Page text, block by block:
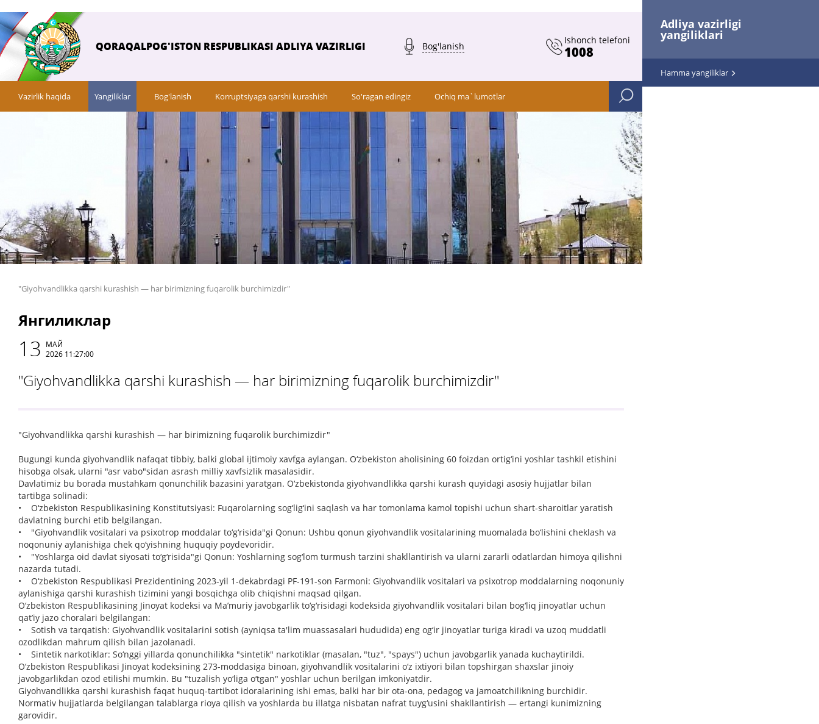
Adliya vazirligi
yangiliklari
Hamma yangiliklar
QORAQALPOG'ISTON RESPUBLIKASI ADLIYA VAZIRLIGI Bog'lanish
Ishonch telefoni
1008
Vazirlik haqida Yangiliklar Bog'lanish Korruptsiyaga qarshi kurashish So'ragan edingiz Ochiq ma`lumotlar
"Giyohvandlikka qarshi kurashish — har birimizning fuqarolik burchimizdir"
Янгиликлар
13 МАЙ
2026 11:27:00
"Giyohvandlikka qarshi kurashish — har birimizning fuqarolik burchimizdir"
"Giyohvandlikka qarshi kurashish — har birimizning fuqarolik burchimizdir"
Bugungi kunda giyohvandlik nafaqat tibbiy, balki global ijtimoiy xavfga aylangan. O‘zbekiston aholisining 60 foizdan ortig‘ini yoshlar tashkil etishini
hisobga olsak, ularni "asr vabo"sidan asrash milliy xavfsizlik masalasidir.
Davlatimiz bu borada mustahkam qonunchilik bazasini yaratgan. O‘zbekistonda giyohvandlikka qarshi kurash quyidagi asosiy hujjatlar bilan
tartibga solinadi:
• O‘zbekiston Respublikasining Konstitutsiyasi: Fuqarolarning sog‘lig‘ini saqlash va har tomonlama kamol topishi uchun shart-sharoitlar yaratish
davlatning burchi etib belgilangan.
• "Giyohvandlik vositalari va psixotrop moddalar to‘g‘risida"gi Qonun: Ushbu qonun giyohvandlik vositalarining muomalada bo‘lishini cheklash va
noqonuniy aylanishiga chek qo‘yishning huquqiy poydevoridir.
• "Yoshlarga oid davlat siyosati to‘g‘risida"gi Qonun: Yoshlarning sog‘lom turmush tarzini shakllantirish va ularni zararli odatlardan himoya qilishni
nazarda tutadi.
• O‘zbekiston Respublikasi Prezidentining 2023-yil 1-dekabrdagi PF-191-son Farmoni: Giyohvandlik vositalari va psixotrop moddalarning noqonuniy
aylanishiga qarshi kurashish tizimini yangi bosqichga olib chiqishni maqsad qilgan.
O‘zbekiston Respublikasining Jinoyat kodeksi va Ma’muriy javobgarlik to‘g‘risidagi kodeksida giyohvandlik vositalari bilan bog‘liq jinoyatlar uchun
qat’iy jazo choralari belgilangan:
• Sotish va tarqatish: Giyohvandlik vositalarini sotish (ayniqsa ta'lim muassasalari hududida) eng og‘ir jinoyatlar turiga kiradi va uzoq muddatli
ozodlikdan mahrum qilish bilan jazolanadi.
• Sintetik narkotiklar: So‘nggi yillarda qonunchilikka "sintetik" narkotiklar (masalan, "tuz", "spays") uchun javobgarlik yanada kuchaytirildi.
O‘zbekiston Respublikasi Jinoyat kodeksining 273-moddasiga binoan, giyohvandlik vositalarini o‘z ixtiyori bilan topshirgan shaxslar jinoiy
javobgarlikdan ozod etilishi mumkin. Bu "tuzalish yo‘liga o‘tgan" yoshlar uchun berilgan imkoniyatdir.
Giyohvandlikka qarshi kurashish faqat huquq-tartibot idoralarining ishi emas, balki har bir ota-ona, pedagog va jamoatchilikning burchidir.
Normativ hujjatlarda belgilangan talablarga rioya qilish va yoshlarda bu illatga nisbatan nafrat tuyg‘usini shakllantirish — ertangi kunimizning
garovidir.